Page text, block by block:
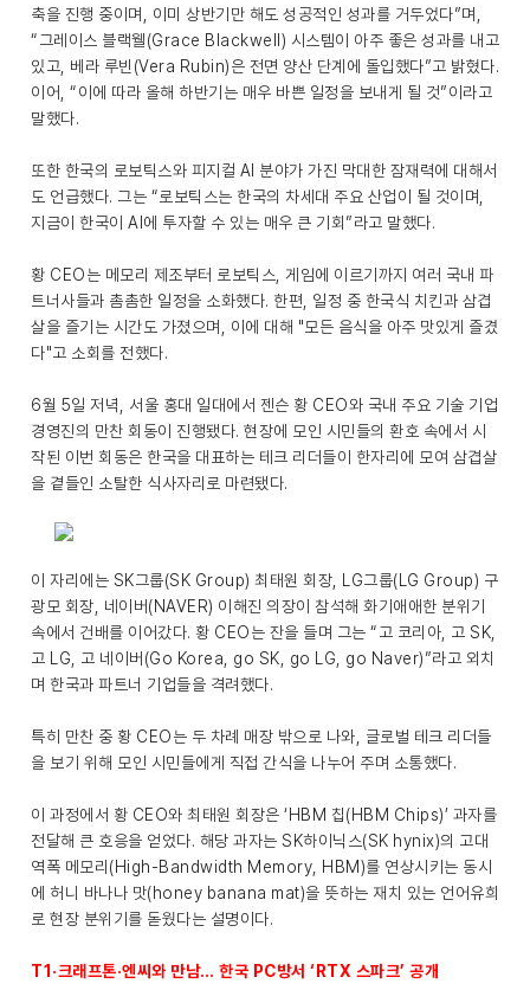
축을 진행 중이며, 이미 상반기만 해도 성공적인 성과를 거두었다”며,
“그레이스 블랙웰(Grace Blackwell) 시스템이 아주 좋은 성과를 내고
있고, 베라 루빈(Vera Rubin)은 전면 양산 단계에 돌입했다”고 밝혔다.
이어, “이에 따라 올해 하반기는 매우 바쁜 일정을 보내게 될 것”이라고
말했다.
또한 한국의 로보틱스와 피지컬 AI 분야가 가진 막대한 잠재력에 대해서
도 언급했다. 그는 “로보틱스는 한국의 차세대 주요 산업이 될 것이며,
지금이 한국이 AI에 투자할 수 있는 매우 큰 기회”라고 말했다.
황 CEO는 메모리 제조부터 로보틱스, 게임에 이르기까지 여러 국내 파
트너사들과 촘촘한 일정을 소화했다. 한편, 일정 중 한국식 치킨과 삼겹
살을 즐기는 시간도 가졌으며, 이에 대해 "모든 음식을 아주 맛있게 즐겼
다"고 소회를 전했다.
6월 5일 저녁, 서울 홍대 일대에서 젠슨 황 CEO와 국내 주요 기술 기업
경영진의 만찬 회동이 진행됐다. 현장에 모인 시민들의 환호 속에서 시
작된 이번 회동은 한국을 대표하는 테크 리더들이 한자리에 모여 삼겹살
을 곁들인 소탈한 식사자리로 마련됐다.
이 자리에는 SK그룹(SK Group) 최태원 회장, LG그룹(LG Group) 구
광모 회장, 네이버(NAVER) 이해진 의장이 참석해 화기애애한 분위기
속에서 건배를 이어갔다. 황 CEO는 잔을 들며 그는 “고 코리아, 고 SK,
고 LG, 고 네이버(Go Korea, go SK, go LG, go Naver)”라고 외치
며 한국과 파트너 기업들을 격려했다.
특히 만찬 중 황 CEO는 두 차례 매장 밖으로 나와, 글로벌 테크 리더들
을 보기 위해 모인 시민들에게 직접 간식을 나누어 주며 소통했다.
이 과정에서 황 CEO와 최태원 회장은 ‘HBM 칩(HBM Chips)’ 과자를
전달해 큰 호응을 얻었다. 해당 과자는 SK하이닉스(SK hynix)의 고대
역폭 메모리(High-Bandwidth Memory, HBM)를 연상시키는 동시
에 허니 바나나 맛(honey banana mat)을 뜻하는 재치 있는 언어유희
로 현장 분위기를 돋웠다는 설명이다.
T1·크래프톤·엔씨와 만남… 한국 PC방서 ‘RTX 스파크’ 공개